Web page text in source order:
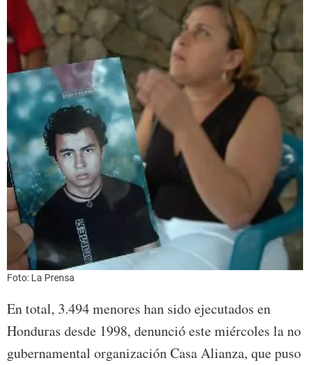
Foto: La Prensa
En total, 3.494 menores han sido ejecutados en
Honduras desde 1998, denunció este miércoles la no
gubernamental organización Casa Alianza, que puso